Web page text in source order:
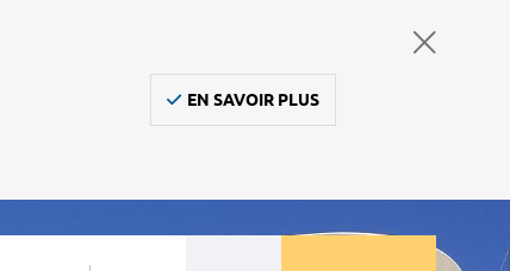
EN SAVOIR PLUS